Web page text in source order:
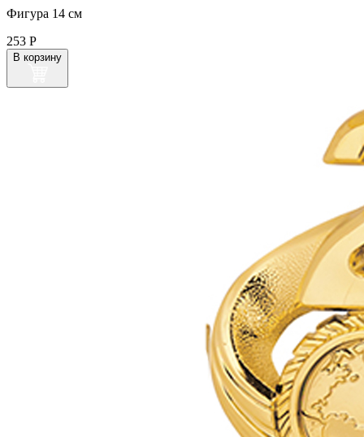
Фигура 14 см
253 Р
В корзину